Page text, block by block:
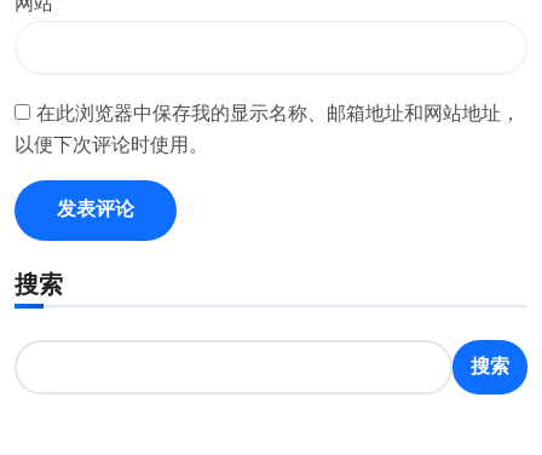
网站
在此浏览器中保存我的显示名称、邮箱地址和网站地址，
以便下次评论时使用。
搜索
搜索